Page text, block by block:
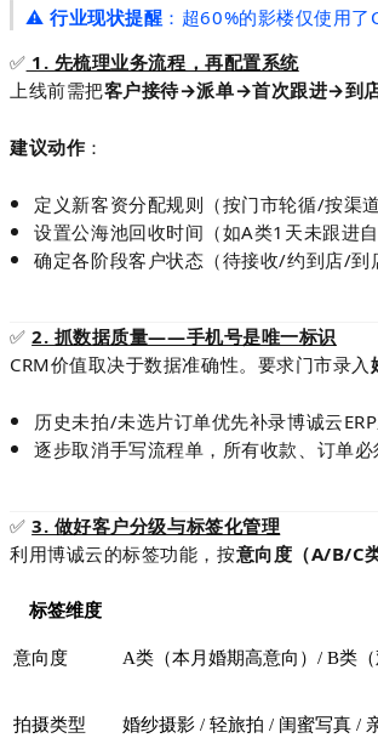
⚠️行业现状提醒 ：超60%的影楼仅使用
✅ 1. 先梳理业务流程，再配置系统
上线前需把客户接待→派单→首次跟进→
建议动作 ：
定义新客资分配规则（按门市轮循/按渠
设置公海池回收时间（如A类1天未跟进自
确定各阶段客户状态（待接收/约到店/到
✅ 2. 抓数据质量——手机号是唯一标识
CRM价值取决于数据准确性。要求门市录入
历史未拍/未选片订单优先补录博诚云
逐步取消手写流程单，所有收款、订单
✅ 3. 做好客户分级与标签化管理
利用博诚云的标签功能，按意向度（A/B/C
标签维度
意向度 A类（本月婚期高意向）/ B类
拍摄类型 婚纱摄影 / 轻旅拍 / 闺蜜写真 /